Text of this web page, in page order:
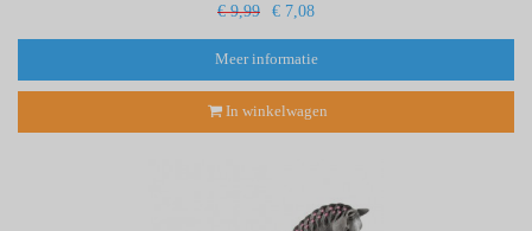
€ 9,99 € 7,08
Meer informatie
In winkelwagen